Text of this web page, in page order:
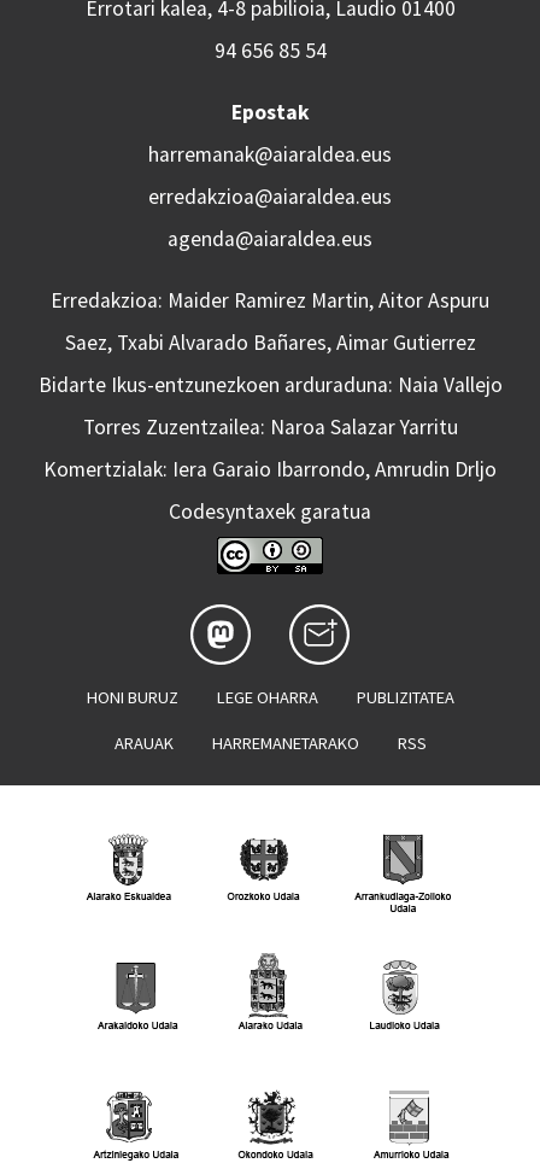
Errotari kalea, 4-8 pabilioia, Laudio 01400
94 656 85 54
Epostak
harremanak@aiaraldea.eus
erredakzioa@aiaraldea.eus
agenda@aiaraldea.eus
Erredakzioa: Maider Ramirez Martin, Aitor Aspuru
Saez, Txabi Alvarado Bañares, Aimar Gutierrez
Bidarte Ikus-entzunezkoen arduraduna: Naia Vallejo
Torres Zuzentzailea: Naroa Salazar Yarritu
Komertzialak: Iera Garaio Ibarrondo, Amrudin Drljo
Codesyntaxek garatua
HONI BURUZ LEGE OHARRA PUBLIZITATEA
ARAUAK HARREMANETARAKO RSS